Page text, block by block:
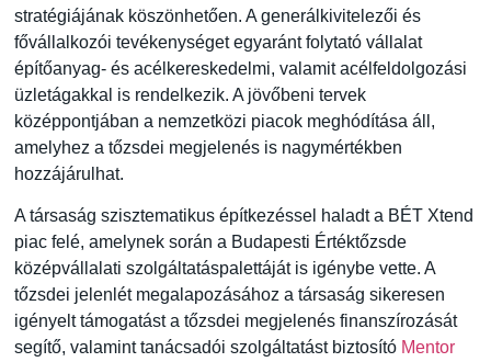
stratégiájának köszönhetően. A generálkivitelezői és
fővállalkozói tevékenységet egyaránt folytató vállalat
építőanyag- és acélkereskedelmi, valamit acélfeldolgozási
üzletágakkal is rendelkezik. A jövőbeni tervek
középpontjában a nemzetközi piacok meghódítása áll,
amelyhez a tőzsdei megjelenés is nagymértékben
hozzájárulhat.
A társaság szisztematikus építkezéssel haladt a BÉT Xtend
piac felé, amelynek során a Budapesti Értéktőzsde
középvállalati szolgáltatáspalettáját is igénybe vette. A
tőzsdei jelenlét megalapozásához a társaság sikeresen
igényelt támogatást a tőzsdei megjelenés finanszírozását
segítő, valamint tanácsadói szolgáltatást biztosító Mentor